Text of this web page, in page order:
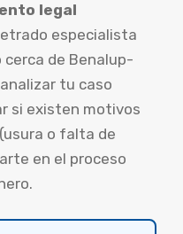
legal
especialista
cerca de Benalup-
tu caso
si existen motivos
o falta de
en el proceso